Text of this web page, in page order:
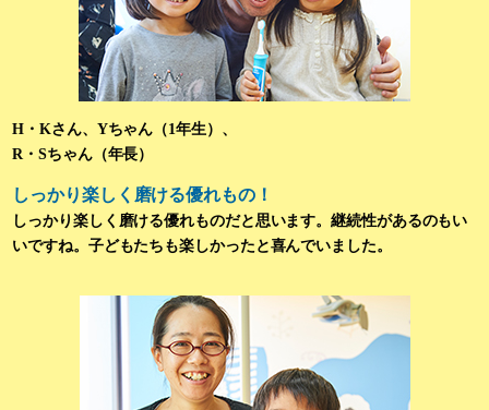
H・Kさん、Yちゃん（1年生）、
R・Sちゃん（年長）
しっかり楽しく磨ける優れもの！
しっかり楽しく磨ける優れものだと思います。継続性があるのもい
いですね。子どもたちも楽しかったと喜んでいました。